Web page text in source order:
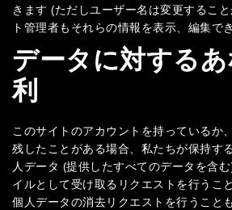
きます (ただしユーザー名は変更するこ
ト管理者もそれらの情報を表示、編集でき
データに対する
利
このサイトのアカウントを持っているか
残したことがある場合、私たちが保持す
人データ (提供したすべてのデータを含
イルとして受け取るリクエストを行うこ
個人データの消去リクエストを行うこと